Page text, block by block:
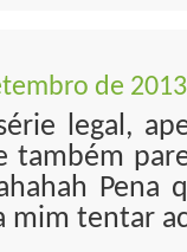
de
legal,
também
Pena
mim tentar